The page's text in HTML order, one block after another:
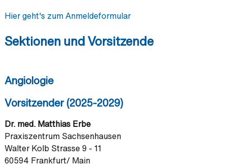
Hier geht's zum Anmeldeformular
Sektionen und Vorsitzende
Angiologie
Vorsitzender (2025-2029)
Dr. med. Matthias Erbe
Praxiszentrum Sachsenhausen
Walter Kolb Strasse 9 - 11
60594 Frankfurt/ Main